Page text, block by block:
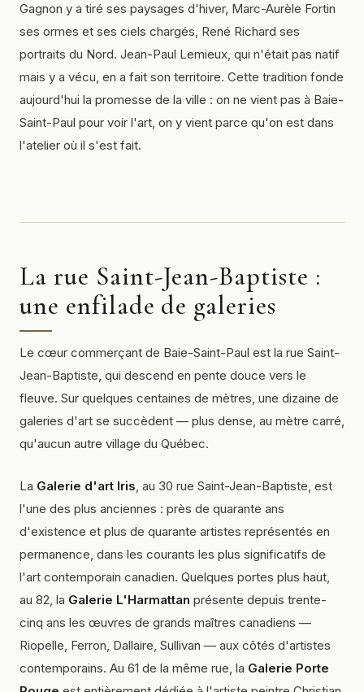
Gagnon y a tiré ses paysages d'hiver, Marc-Aurèle Fortin
ses ormes et ses ciels chargés, René Richard ses
portraits du Nord. Jean-Paul Lemieux, qui n'était pas natif
mais y a vécu, en a fait son territoire. Cette tradition fonde
aujourd'hui la promesse de la ville : on ne vient pas à Baie-
Saint-Paul pour voir l'art, on y vient parce qu'on est dans
l'atelier où il s'est fait.
La rue Saint-Jean-Baptiste :
une enfilade de galeries
Le cœur commerçant de Baie-Saint-Paul est la rue Saint-
Jean-Baptiste, qui descend en pente douce vers le
fleuve. Sur quelques centaines de mètres, une dizaine de
galeries d'art se succèdent — plus dense, au mètre carré,
qu'aucun autre village du Québec.
La Galerie d'art Iris, au 30 rue Saint-Jean-Baptiste, est
l'une des plus anciennes : près de quarante ans
d'existence et plus de quarante artistes représentés en
permanence, dans les courants les plus significatifs de
l'art contemporain canadien. Quelques portes plus haut,
au 82, la Galerie L'Harmattan présente depuis trente-
cinq ans les œuvres de grands maîtres canadiens —
Riopelle, Ferron, Dallaire, Sullivan — aux côtés d'artistes
contemporains. Au 61 de la même rue, la Galerie Porte